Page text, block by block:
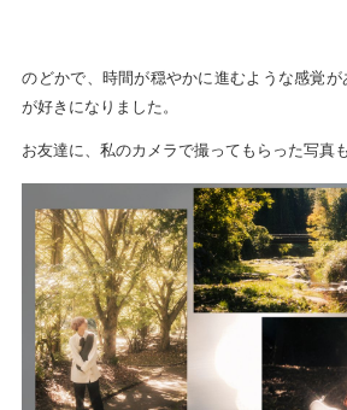
のどかで、時間が穏やかに進むような感覚
が好きになりました。
お友達に、私のカメラで撮ってもらった写真